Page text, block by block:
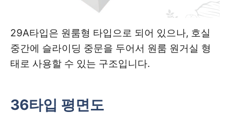
29A타입은 원룸형 타입으로 되어 있으나, 호실
중간에 슬라이딩 중문을 두어서 원룸 원거실 형
태로 사용할 수 있는 구조입니다.
36타입 평면도